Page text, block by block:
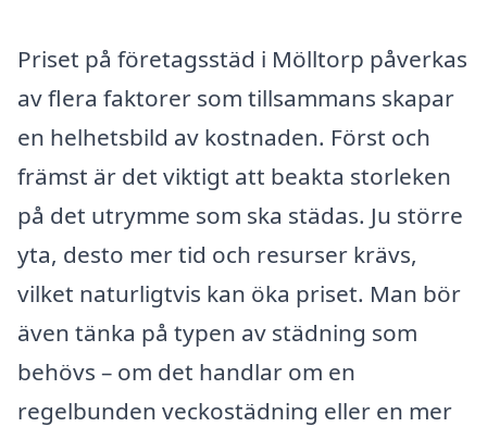
Priset på företagsstäd i Mölltorp påverkas
av flera faktorer som tillsammans skapar
en helhetsbild av kostnaden. Först och
främst är det viktigt att beakta storleken
på det utrymme som ska städas. Ju större
yta, desto mer tid och resurser krävs,
vilket naturligtvis kan öka priset. Man bör
även tänka på typen av städning som
behövs – om det handlar om en
regelbunden veckostädning eller en mer